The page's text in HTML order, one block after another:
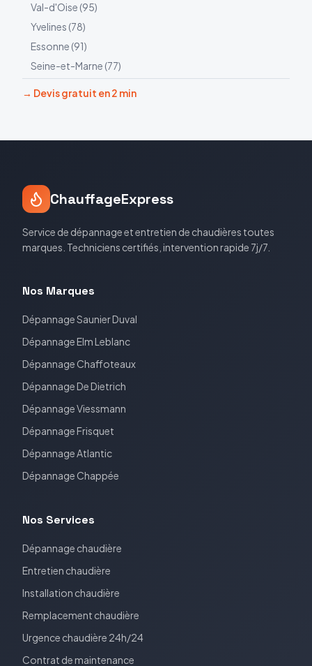
Val-d'Oise (95)
Yvelines (78)
Essonne (91)
Seine-et-Marne (77)
→ Devis gratuit en 2 min
ChauffageExpress
Service de dépannage et entretien de chaudières toutes
marques. Techniciens certifiés, intervention rapide 7j/7.
Nos Marques
DépannageSaunier Duval
DépannageElm Leblanc
Dépannage Chaffoteaux
DépannageDe Dietrich
DépannageViessmann
DépannageFrisquet
DépannageAtlantic
Dépannage Chappée
Nos Services
Dépannage chaudière
Entretien chaudière
Installation chaudière
Remplacement chaudière
Urgence chaudière 24h/24
Contrat de maintenance